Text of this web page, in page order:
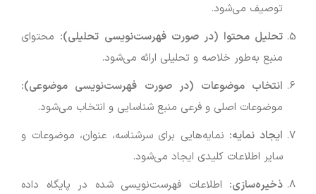
توصیف می‌شود.
تحلیل محتوا (در صورت فهرست‌نویسی تحلیلی): محتوای
منبع به‌طور خلاصه و تحلیلی ارائه می‌شود.
انتخاب موضوعات (در صورت فهرست‌نویسی موضوعی):
موضوعات اصلی و فرعی منبع شناسایی و انتخاب می‌شود.
ایجاد نمایه: نمایه‌هایی برای سرشناسه، عنوان، موضوعات و
سایر اطلاعات کلیدی ایجاد می‌شود.
ذخیره‌سازی: اطلاعات فهرست‌نویسی شده در پایگاه داده